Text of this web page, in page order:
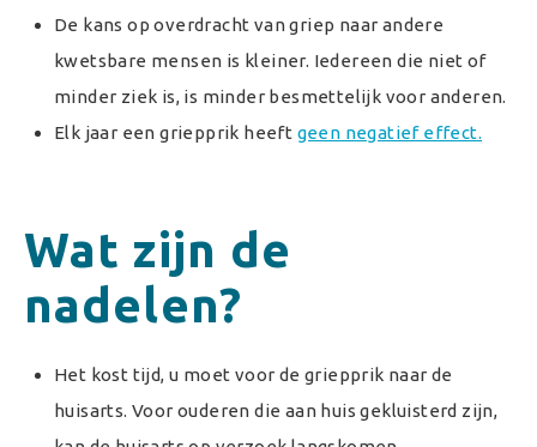
De kans op overdracht van griep naar andere
kwetsbare mensen is kleiner. Iedereen die niet of
minder ziek is, is minder besmettelijk voor anderen.
Elk jaar een griepprik heeft geen negatief effect.
Wat zijn de
nadelen?
Het kost tijd, u moet voor de griepprik naar de
huisarts. Voor ouderen die aan huis gekluisterd zijn,